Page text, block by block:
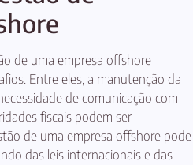
de uma empresa offshore
Entre eles, a manutenção da
de comunicação com
fiscais podem ser
de uma empresa offshore pode
das leis internacionais e das